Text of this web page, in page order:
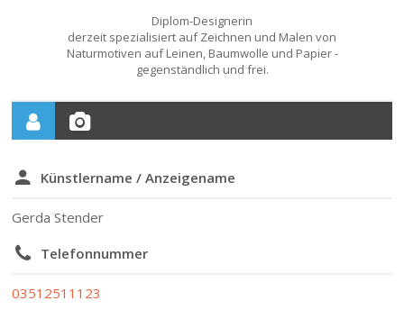
Diplom-Designerin
derzeit spezialisiert auf Zeichnen und Malen von
Naturmotiven auf Leinen, Baumwolle und Papier -
gegenständlich und frei.
Künstlername / Anzeigename
Gerda Stender
Telefonnummer
03512511123